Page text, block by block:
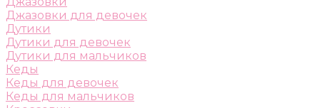
Джазовки для девочек
Дутики
Дутики для девочек
Дутики для мальчиков
Кеды
Кеды для девочек
Кеды для мальчиков